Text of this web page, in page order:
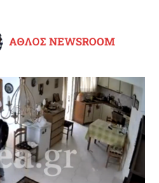
ΑΘΛΟΣ NEWSROOM